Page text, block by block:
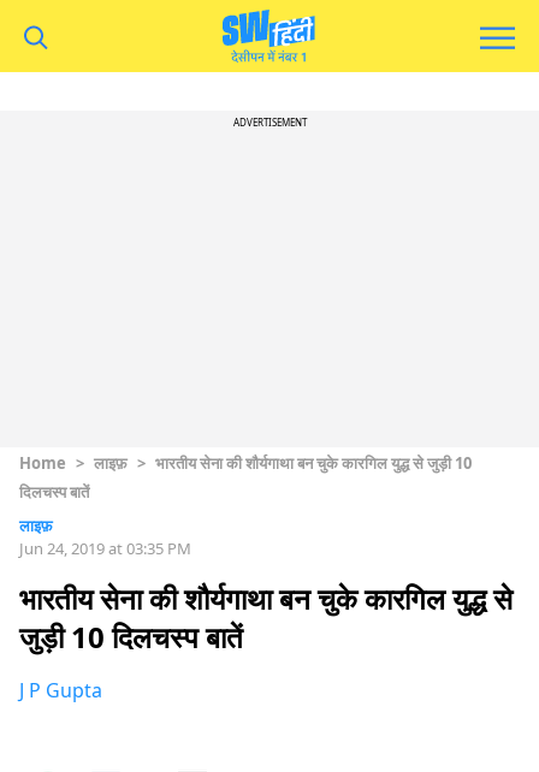
ADVERTISEMENT
Home > लाइफ़ > भारतीय सेना की शौर्यगाथा बन चुके कारगिल युद्ध से जुड़ी 10
दिलचस्प बातें
लाइफ़
Jun 24, 2019 at 03:35 PM
भारतीय सेना की शौर्यगाथा बन चुके कारगिल युद्ध से
जुड़ी 10 दिलचस्प बातें
J P Gupta